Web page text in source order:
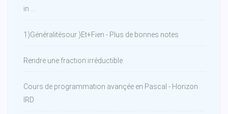
in ...
1)Généralitésour )Et+Fien - Plus de bonnes notes
Rendre une fraction irréductible
Cours de programmation avançée en Pascal - Horizon
IRD